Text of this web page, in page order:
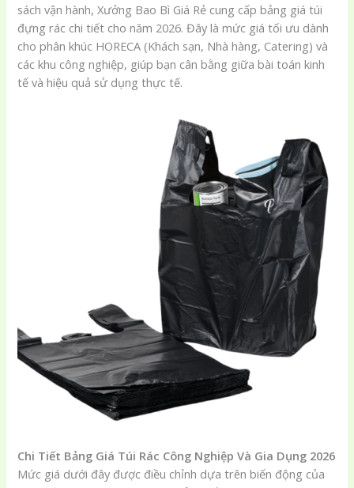
sách vận hành, Xưởng Bao Bì Giá Rẻ cung cấp bảng giá túi
đựng rác chi tiết cho năm 2026. Đây là mức giá tối ưu dành
cho phân khúc HORECA (Khách sạn, Nhà hàng, Catering) và
các khu công nghiệp, giúp bạn cân bằng giữa bài toán kinh
tế và hiệu quả sử dụng thực tế.
Chi Tiết Bảng Giá Túi Rác Công Nghiệp Và Gia Dụng 2026
Mức giá dưới đây được điều chỉnh dựa trên biến động của